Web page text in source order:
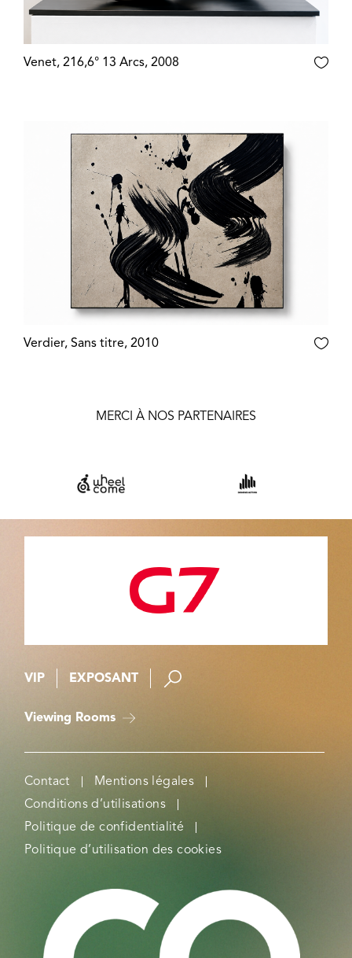
Venet, 216,6° 13 Arcs, 2008
Verdier, Sans titre, 2010
MERCI À NOS PARTENAIRES
VIP EXPOSANT
Viewing Rooms
Contact
Mentions légales
Conditions d’utilisations
Politique de confidentialité
Politique d’utilisation des cookies